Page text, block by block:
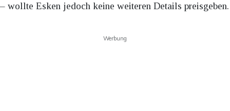
– wollte Esken jedoch keine weiteren Details preisgeben.
Werbung